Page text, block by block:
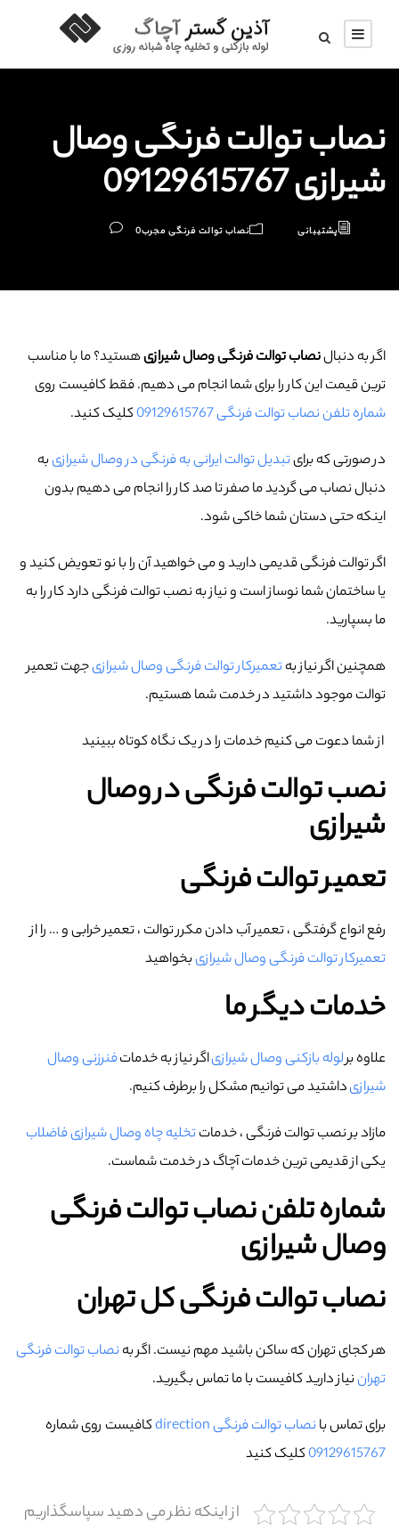
نصاب توالت فرنگی وصال
شیرازی 09129615767
پشتیبانی نصاب توالت فرنگی مجرب0
اگر به دنبالنصاب توالت فرنگی وصال شیرازیهستید؟ ما با مناسب
ترین قیمت این کار را برای شما انجام می دهیم. فقط کافیست روی
شماره تلفن نصاب توالت فرنگی 09129615767
کلیک کنید.
در صورتی که برایتبدیل توالت ایرانی به فرنگی در وصال شیرازیبه
دنبال نصاب می گردید ما صفر تا صد کار را انجام می دهیم بدون
اینکه حتی دستان شما خاکی شود.
اگر توالت فرنگی قدیمی دارید و می خواهید آن را با نو تعویض کنید و
یا ساختمان شما نوساز است و نیاز به نصب توالت فرنگی دارد کار را به
ما بسپارید.
همچنین اگر نیاز بهتعمیرکار توالت فرنگی وصال شیرازیجهت تعمیر
توالت موجود داشتید در خدمت شما هستیم.
از شما دعوت می کنیم خدمات را در یک نگاه کوتاه ببینید
نصب توالت فرنگی در وصال
شیرازی
تعمیر توالت فرنگی
رفع انواع گرفتگی ، تعمیر آب دادن مکرر توالت ، تعمیر خرابی و … را از
تعمیرکار توالت فرنگی وصال شیرازیبخواهید
خدمات دیگر ما
علاوه برلوله بازکنی وصال شیرازیاگر نیاز به خدماتفنرزنی وصال
شیرازیداشتید می توانیم مشکل را برطرف کنیم.
مازاد بر نصب توالت فرنگی ، خدماتتخلیه چاه وصال شیرازی فاضلاب
یکی از قدیمی ترین خدمات آچاگ در خدمت شماست.
شماره تلفن نصاب توالت فرنگی
وصال شیرازی
نصاب توالت فرنگی کل تهران
هر کجای تهران که ساکن باشید مهم نیست. اگر به نصاب توالت فرنگی
تهراننیاز دارید کافیست با ما تماس بگیرید.
برای تماس با نصاب توالت فرنگی direction
کافیست روی شماره
09129615767کلیک کنید
از اینکه نظر می دهید سپاسگذاریم